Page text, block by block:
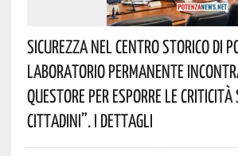
Sicurezza Nel Centro Storico Di
Laboratorio Permanente
Questore Per Esporre Le Criticità
Cittadini”. I Dettagli